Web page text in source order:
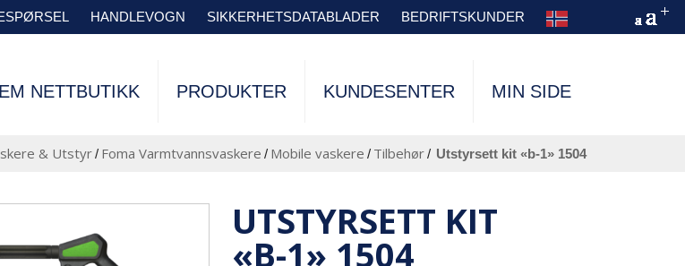
HANDLEVOGN SIKKERHETSDATABLADER BEDRIFTSKUNDER
NETTBUTIKK PRODUKTER KUNDESENTER MIN SIDE
& Utstyr/ Foma Varmtvannsvaskere / Mobile vaskere / Tilbehør/ utstyrsett kit «b-1» 1504
UTSTYRSETT KIT
«B-1» 1504